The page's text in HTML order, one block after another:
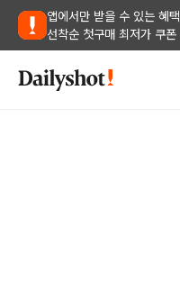
앱에서만 받을 수 있는 혜택
선착순 첫구매 최저가 쿠폰